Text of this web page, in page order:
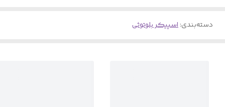
دسته‌بندی:اسپیکر بلوتوثی